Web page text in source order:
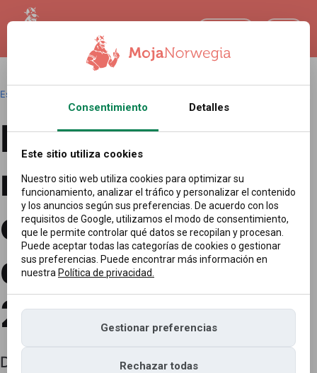
Español
La economía
noruega y la
corona después
de la Pascua de
2025
Después de regresar al trabajo tras las
Consentimiento Detalles
Este sitio utiliza cookies
Nuestro sitio web utiliza cookies para optimizar su
funcionamiento, analizar el tráfico y personalizar el contenido
y los anuncios según sus preferencias. De acuerdo con los
requisitos de Google, utilizamos el modo de consentimiento,
que le permite controlar qué datos se recopilan y procesan.
Puede aceptar todas las categorías de cookies o gestionar
sus preferencias. Puede encontrar más información en
nuestra Política de privacidad.
Gestionar preferencias
Rechazar todas